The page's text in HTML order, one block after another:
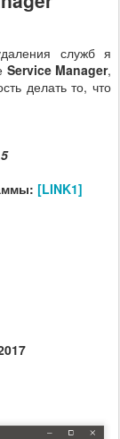
служб я
Service Manager,
делать то, что
[LINK1]